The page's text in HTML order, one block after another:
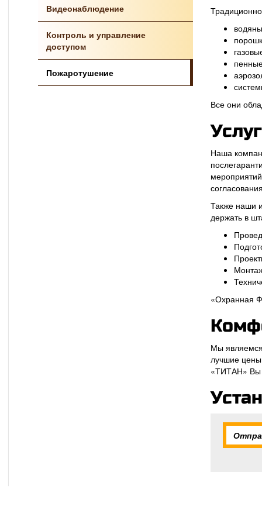
Видеонаблюдение
Контроль и управление
доступом
Пожаротушение
Все они
Наша
Также наши
держать в
«Охранная
Мы
лучшие
«ТИТАН» Вы